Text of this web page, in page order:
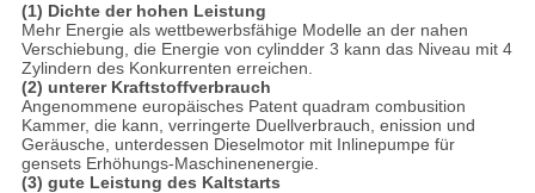
(1) Dichte der hohen Leistung
Mehr Energie als wettbewerbsfähige Modelle an der nahen
Verschiebung, die Energie von cylindder 3 kann das Niveau mit 4
Zylindern des Konkurrenten erreichen.
(2) unterer Kraftstoffverbrauch
Angenommene europäisches Patent quadram combusition
Kammer, die kann, verringerte Duellverbrauch, enission und
Geräusche, unterdessen Dieselmotor mit Inlinepumpe für
gensets Erhöhungs-Maschinenenergie.
(3) gute Leistung des Kaltstarts